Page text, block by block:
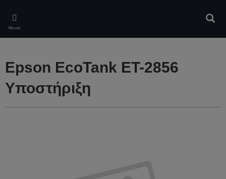
main
content
Μενού
Epson EcoTank ET-2856
Υποστήριξη